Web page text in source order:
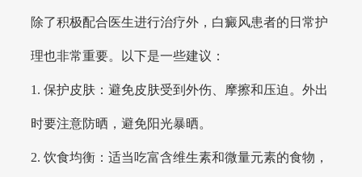
除了积极配合医生进行治疗外，白癜风患者的日常护
理也非常重要。以下是一些建议：
1. 保护皮肤：避免皮肤受到外伤、摩擦和压迫。外出
时要注意防晒，避免阳光暴晒。
2. 饮食均衡：适当吃富含维生素和微量元素的食物，